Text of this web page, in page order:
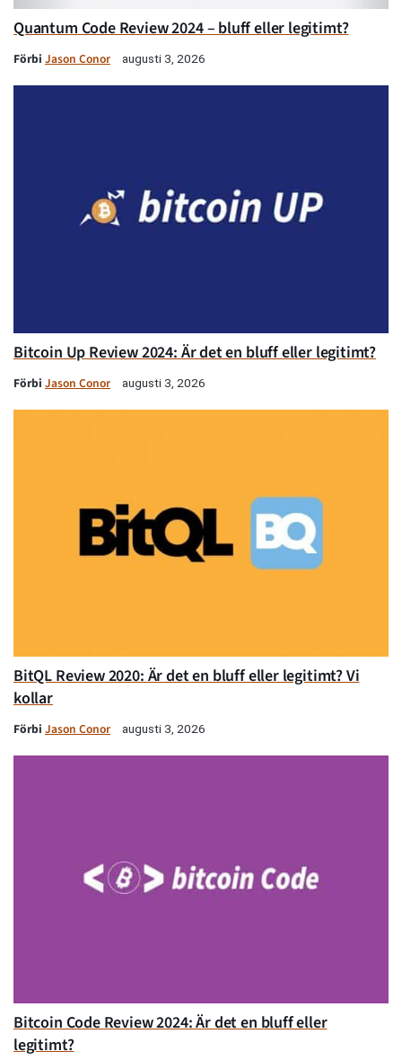
Quantum Code Review 2024 – bluff eller legitimt?
Förbi Jason Conor augusti 3, 2026
Bitcoin Up Review 2024: Är det en bluff eller legitimt?
Förbi Jason Conor augusti 3, 2026
BitQL Review 2020: Är det en bluff eller legitimt? Vi
kollar
Förbi Jason Conor augusti 3, 2026
Bitcoin Code Review 2024: Är det en bluff eller
legitimt?